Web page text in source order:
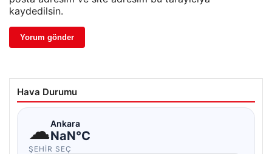
kaydedilsin.
Hava Durumu
☁Ankara
NaN°C
ŞEHIR SEÇ